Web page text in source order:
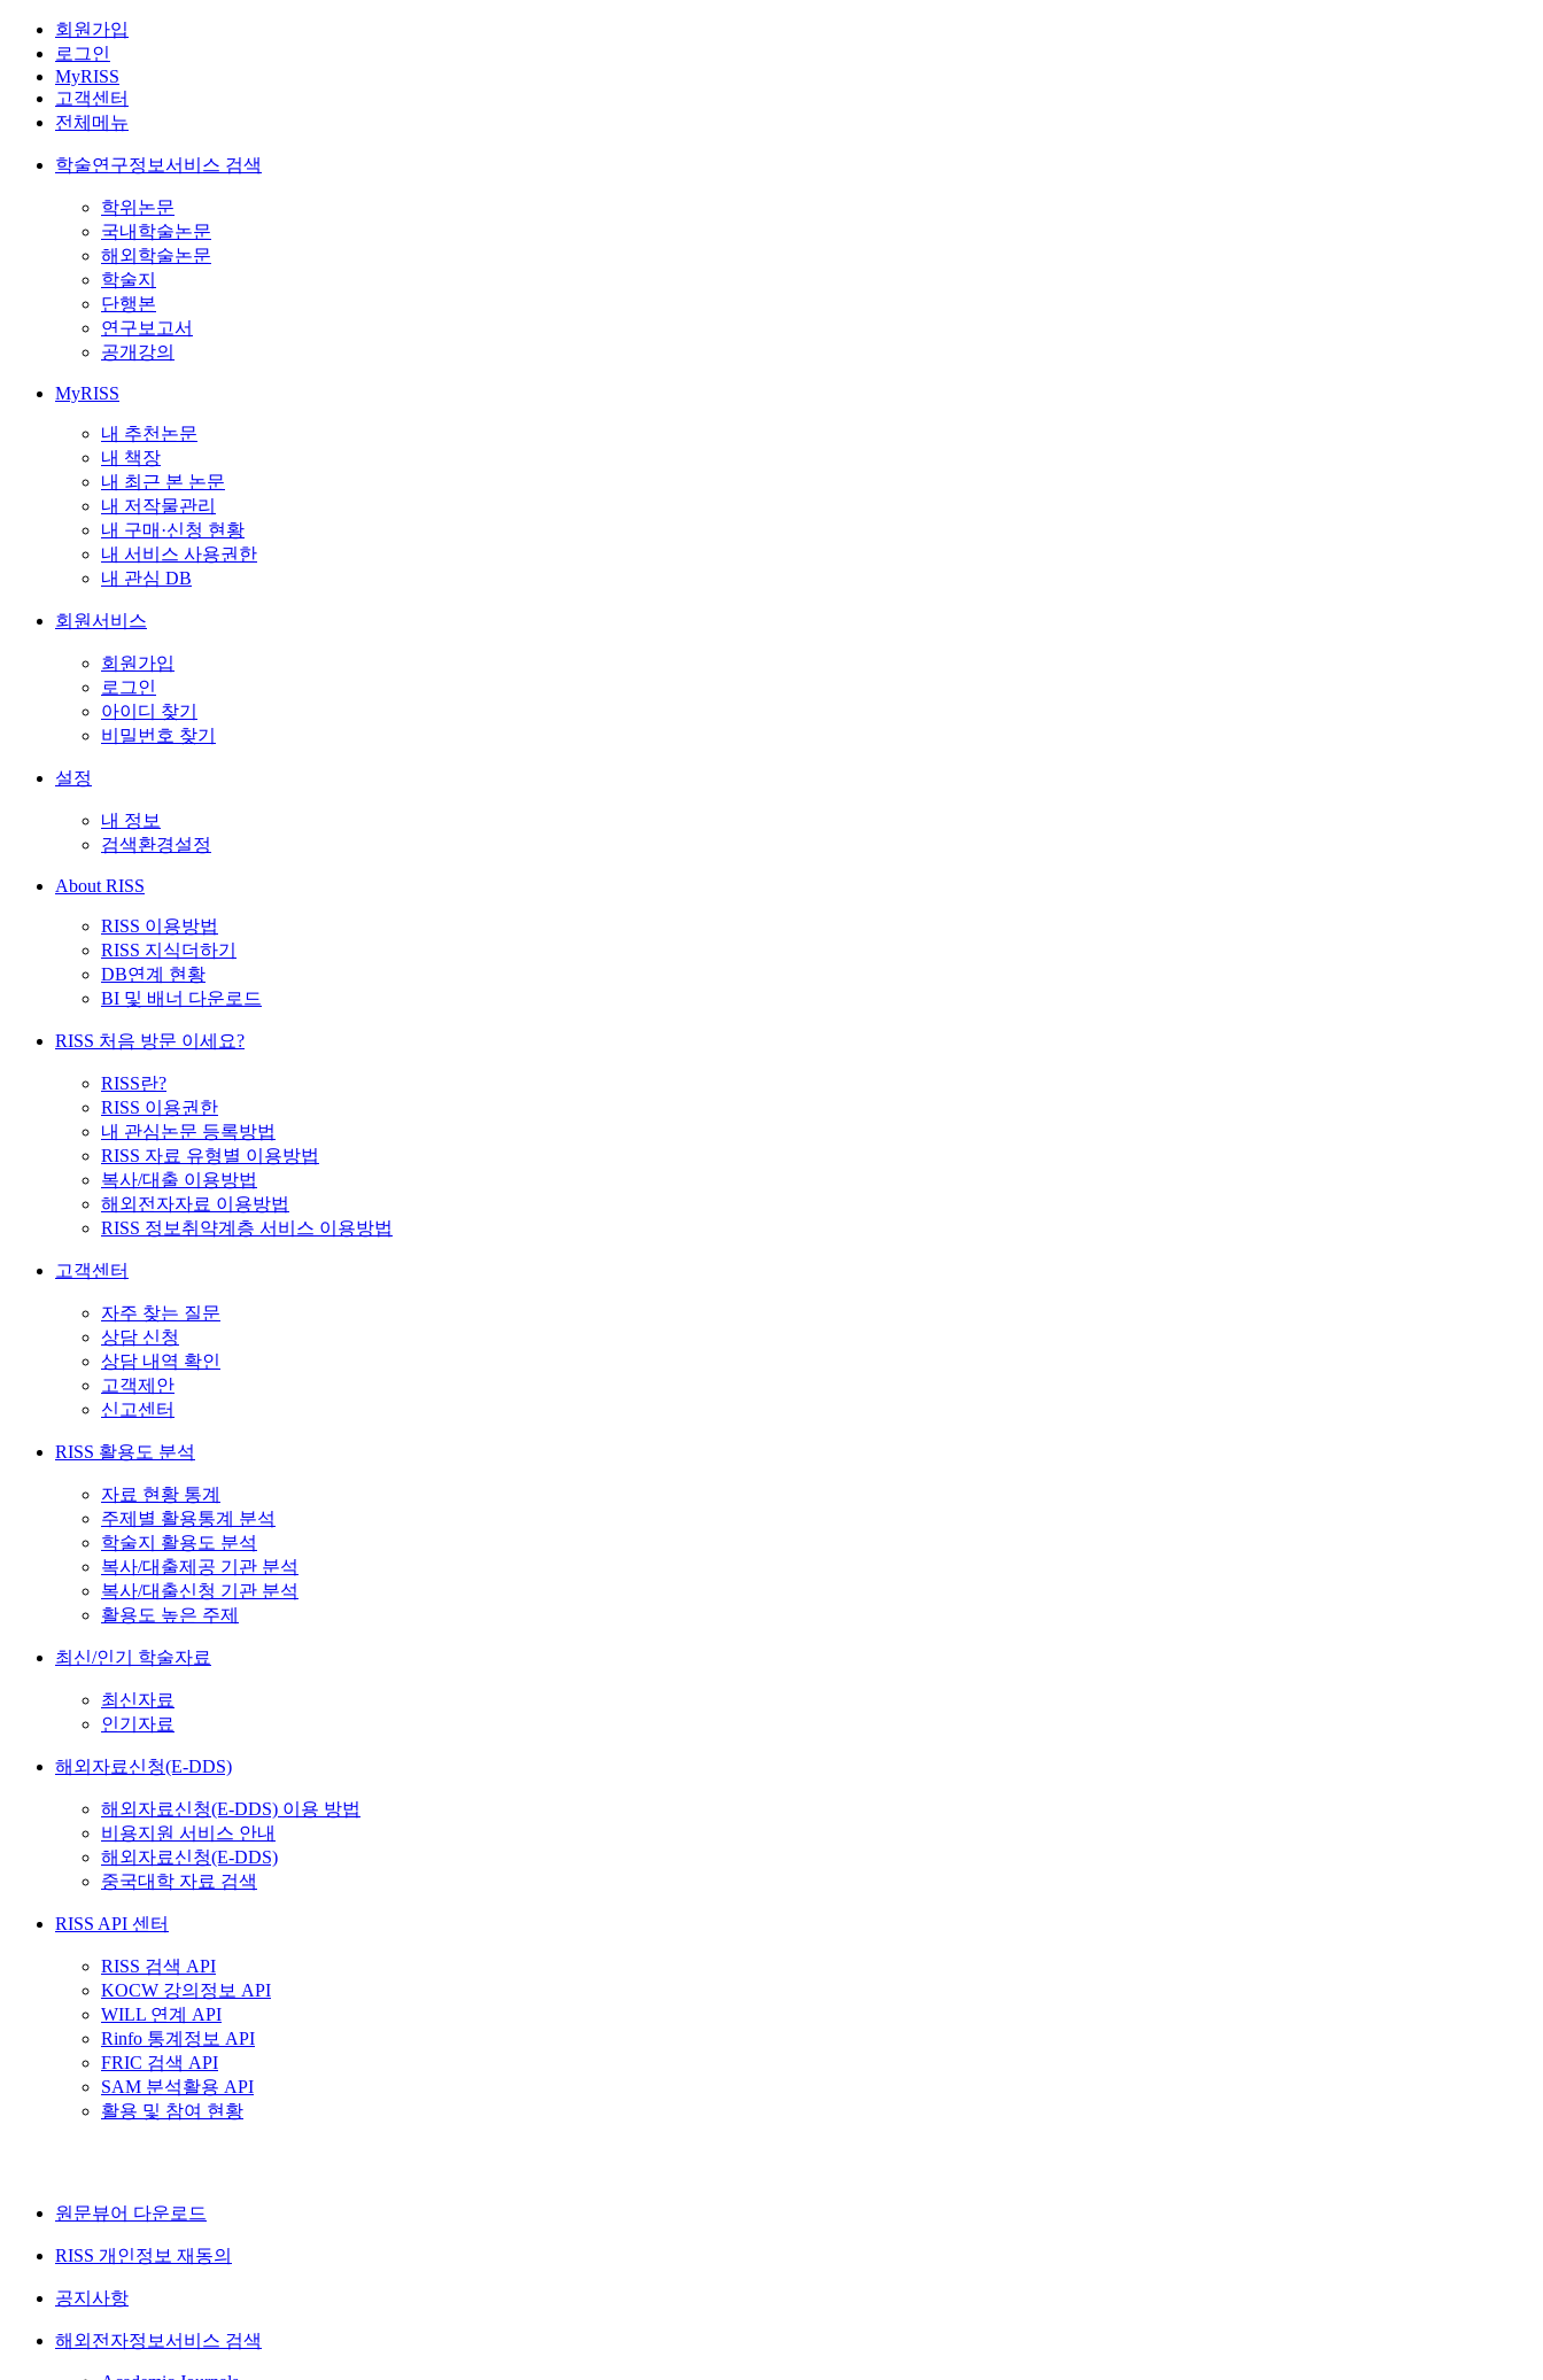
회원가입
로그인
MyRISS
고객센터
전체메뉴
학술연구정보서비스 검색
학위논문
국내학술논문
해외학술논문
학술지
단행본
연구보고서
공개강의
MyRISS
내 추천논문
내 책장
내 최근 본 논문
내 저작물관리
내 구매·신청 현황
내 서비스 사용권한
내 관심 DB
회원서비스
회원가입
로그인
아이디 찾기
비밀번호 찾기
설정
내 정보
검색환경설정
About RISS
RISS 이용방법
RISS 지식더하기
DB연계 현황
BI 및 배너 다운로드
RISS 처음 방문 이세요?
RISS란?
RISS 이용권한
내 관심논문 등록방법
RISS 자료 유형별 이용방법
복사/대출 이용방법
해외전자자료 이용방법
RISS 정보취약계층 서비스 이용방법
고객센터
자주 찾는 질문
상담 신청
상담 내역 확인
고객제안
신고센터
RISS 활용도 분석
자료 현황 통계
주제별 활용통계 분석
학술지 활용도 분석
복사/대출제공 기관 분석
복사/대출신청 기관 분석
활용도 높은 주제
최신/인기 학술자료
최신자료
인기자료
해외자료신청(E-DDS)
해외자료신청(E-DDS) 이용 방법
비용지원 서비스 안내
해외자료신청(E-DDS)
중국대학 자료 검색
RISS API 센터
RISS 검색 API
KOCW 강의정보 API
WILL 연계 API
Rinfo 통계정보 API
FRIC 검색 API
SAM 분석활용 API
활용 및 참여 현황
원문뷰어 다운로드
RISS 개인정보 재동의
공지사항
해외전자정보서비스 검색